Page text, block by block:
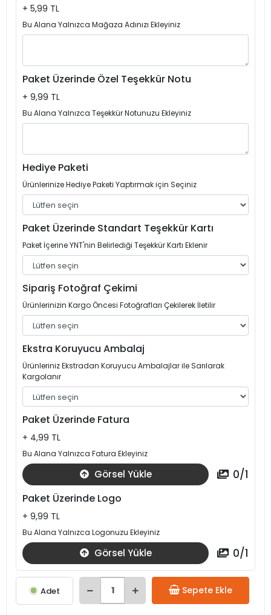
+ 5,99 TL
Bu Alana Yalnızca Mağaza Adınızı Ekleyiniz
Paket Üzerinde Özel Teşekkür Notu
+ 9,99 TL
Bu Alana Yalnızca Teşekkür Notunuzu Ekleyiniz
Hediye Paketi
Ürünlerinize Hediye Paketi Yaptırmak için Seçiniz
Paket Üzerinde Standart Teşekkür Kartı
Paket İçerine YNT'nin Belirlediği Teşekkür Kartı Eklenir
Sipariş Fotoğraf Çekimi
Ürünlerinizin Kargo Öncesi Fotoğrafları Çekilerek İletilir
Ekstra Koruyucu Ambalaj
Ürünleriniz Ekstradan Koruyucu Ambalajlar ile Sarılarak
Kargolanır
Paket Üzerinde Fatura
+ 4,99 TL
Bu Alana Yalnızca Fatura Ekleyiniz
Görsel Yükle 0/1
Paket Üzerinde Logo
+ 9,99 TL
Bu Alana Yalnızca Logonuzu Ekleyiniz
Görsel Yükle 0/1
Adet Sepete Ekle